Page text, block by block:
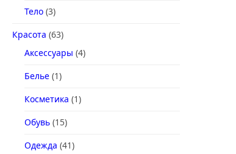
Тело (3)
Красота (63)
Аксессуары (4)
Белье (1)
Косметика (1)
Обувь (15)
Одежда (41)